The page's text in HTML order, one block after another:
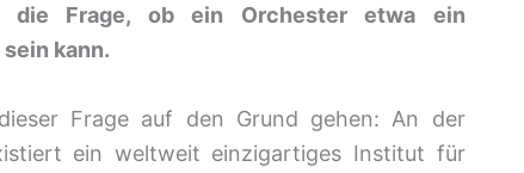
Frage, ob ein Orchester etwa ein
kann.
Frage auf den Grund gehen: An der
ein weltweit einzigartiges Institut für